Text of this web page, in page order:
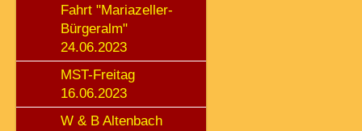
Fahrt "Mariazeller-
Bürgeralm"
24.06.2023
MST-Freitag
16.06.2023
W & B Altenbach